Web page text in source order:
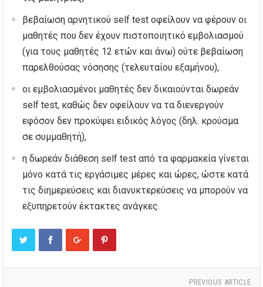
βεβαίωση αρνητικού self test οφείλουν να φέρουν οι
μαθητές που δεν έχουν πιστοποιητικό εμβολιασμού
(για τους μαθητές 12 ετών και άνω) ούτε βεβαίωση
παρελθούσας νόσησης (τελευταίου εξαμήνου),
οι εμβολιασμένοι μαθητές δεν δικαιούνται δωρεάν
self test, καθώς δεν οφείλουν να τα διενεργούν
εφόσον δεν προκύψει ειδικός λόγος (δηλ. κρούσμα
σε συμμαθητή),
η δωρεάν διάθεση self test από τα φαρμακεία γίνεται
μόνο κατά τις εργάσιμες μέρες και ώρες, ώστε κατά
τις διημερεύσεις και διανυκτερεύσεις να μπορούν να
εξυπηρετούν έκτακτες ανάγκες.
PREVIOUS ARTICLE